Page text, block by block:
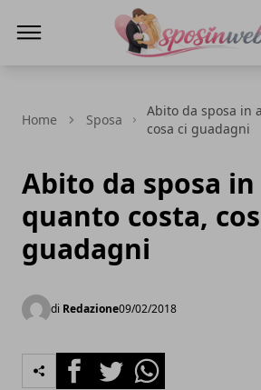
Home Sposa
Abito da sposa in
cosa ci guadagni
Abito da sposa
quanto costa,
guadagni
di Redazione09/02/2018
FacebookTwitterWhatsapp